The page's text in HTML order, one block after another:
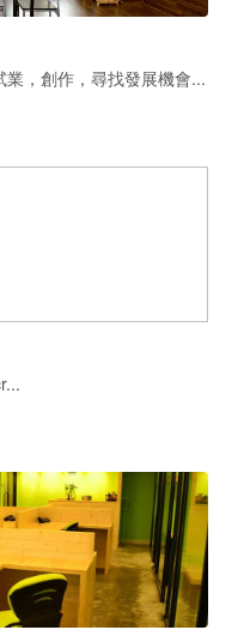
，創作，尋找發展機會...